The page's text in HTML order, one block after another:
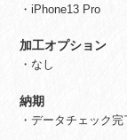
・iPhone13 Pro
加工オプション
・なし
納期
・データチェック